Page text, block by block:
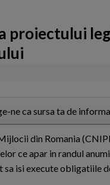
proiectului
ne ca sursa ta de
din Romania
ce apar in randul
sa isi execute